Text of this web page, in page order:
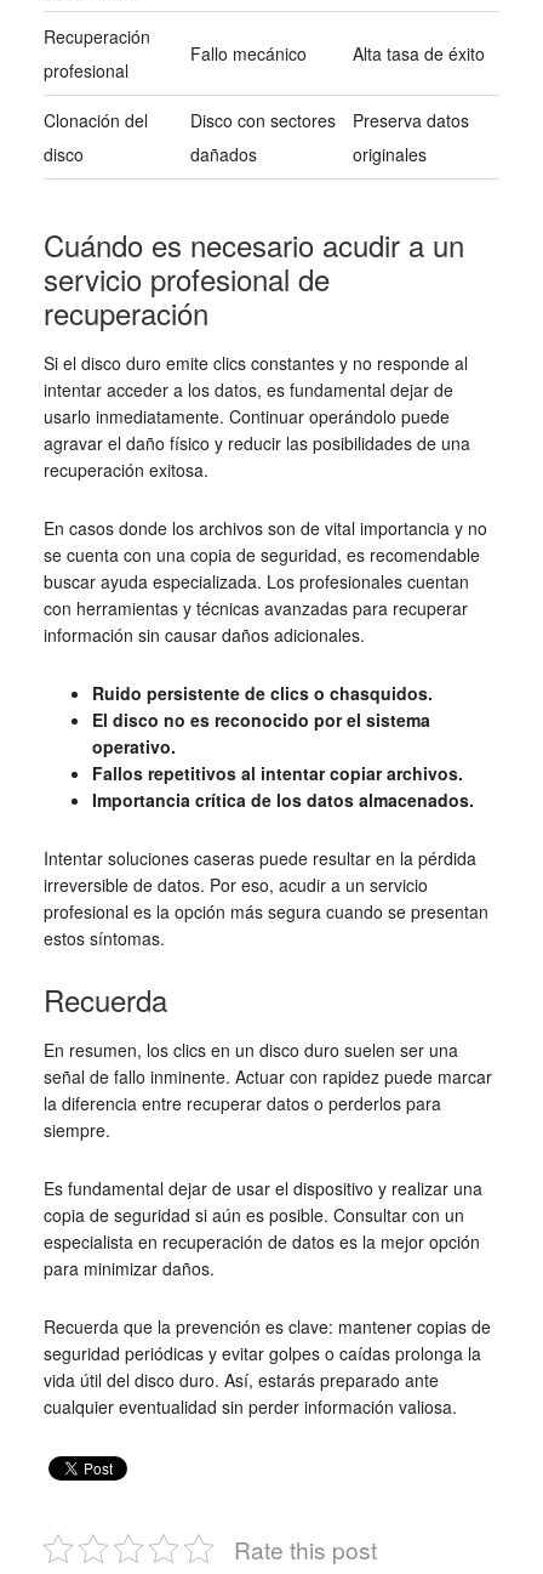
Recuperación
profesional
Fallo mecánico Alta tasa de éxito
Clonación del
disco
Disco con sectores
dañados
Preserva datos
originales
Cuándo es necesario acudir a un
servicio profesional de
recuperación
Si el disco duro emite clics constantes y no responde al
intentar acceder a los datos, es fundamental dejar de
usarlo inmediatamente. Continuar operándolo puede
agravar el daño físico y reducir las posibilidades de una
recuperación exitosa.
En casos donde los archivos son de vital importancia y no
se cuenta con una copia de seguridad, es recomendable
buscar ayuda especializada. Los profesionales cuentan
con herramientas y técnicas avanzadas para recuperar
información sin causar daños adicionales.
Ruido persistente de clics o chasquidos.
El disco no es reconocido por el sistema
operativo.
Fallos repetitivos al intentar copiar archivos.
Importancia crítica de los datos almacenados.
Intentar soluciones caseras puede resultar en la pérdida
irreversible de datos. Por eso, acudir a un servicio
profesional es la opción más segura cuando se presentan
estos síntomas.
Recuerda
En resumen, los clics en un disco duro suelen ser una
señal de fallo inminente. Actuar con rapidez puede marcar
la diferencia entre recuperar datos o perderlos para
siempre.
Es fundamental dejar de usar el dispositivo y realizar una
copia de seguridad si aún es posible. Consultar con un
especialista en recuperación de datos es la mejor opción
para minimizar daños.
Recuerda que la prevención es clave: mantener copias de
seguridad periódicas y evitar golpes o caídas prolonga la
vida útil del disco duro. Así, estarás preparado ante
cualquier eventualidad sin perder información valiosa.
Rate this post